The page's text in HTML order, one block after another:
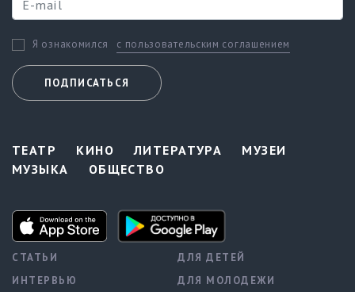
Я ознакомился с пользовательским соглашением
ПОДПИСАТЬСЯ
ТЕАТР КИНО ЛИТЕРАТУРА
МУЗЕИ
МУЗЫКА
ОБЩЕСТВО
СТАТЬИ
ИНТЕРВЬЮ
ДЛЯ ДЕТЕЙ
ДЛЯ МОЛОДЕЖИ